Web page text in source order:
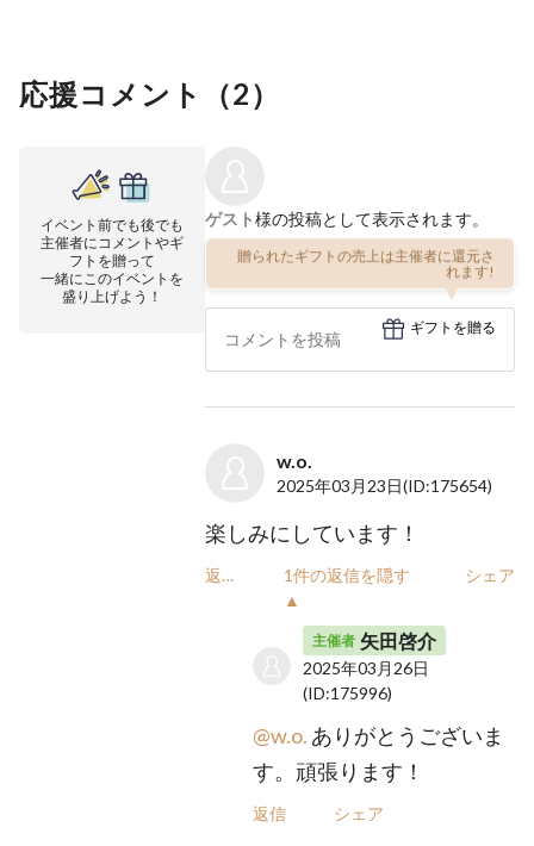
応援コメント（2）
イベント前でも後でも
主催者にコメントやギ
フトを贈って
一緒にこのイベントを
盛り上げよう！
ゲスト様の投稿として表示されます。
贈られたギフトの売上は主催者に還元さ
れます!
ギフトを贈る
w.o.
2025年03月23日(ID:175654)
楽しみにしています！
返信
1件の返信を隠す
▲
シェア
主催者 矢田啓介
2025年03月26日
(ID:175996)
@w.o. ありがとうございま
す。頑張ります！
返信 シェア